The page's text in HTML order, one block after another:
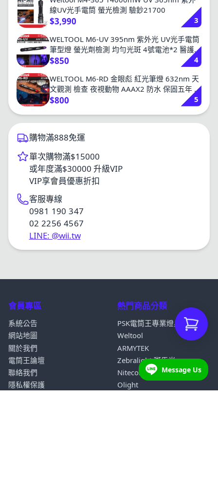
線UV光手電筒 螢光檢測 驗鈔21700
$3,990
3
WELTOOL M6-UV 395nm 紫外光 UV光手電筒
筆型燈 螢光劑檢測 均勻光斑 4號電池*2 醫護
台灣總代理
$850
4
WELTOOL M6-RD 金眼彪 紅光筆燈 632nm 天
文觀測 檢查 夜視動物 AAAX2 防水 保固五年 台
灣總代理
$800 5
購物滿888免運
單次購物滿$15000
或年度滿$30000 升級VIP
VIP享會員優惠折扣
客服專線
0981 190 347
02 2256 4567
LINE: @wii.tw
會員專區
系統公告
網站地圖
關於我們
電筒王論壇
聯絡我們
隱私權保護
熱門商品分類
PSK電筒王專業燈具
Weltool
ARMYTEK
Zebralight 斑馬光
Nitecore
Olight
Message Us